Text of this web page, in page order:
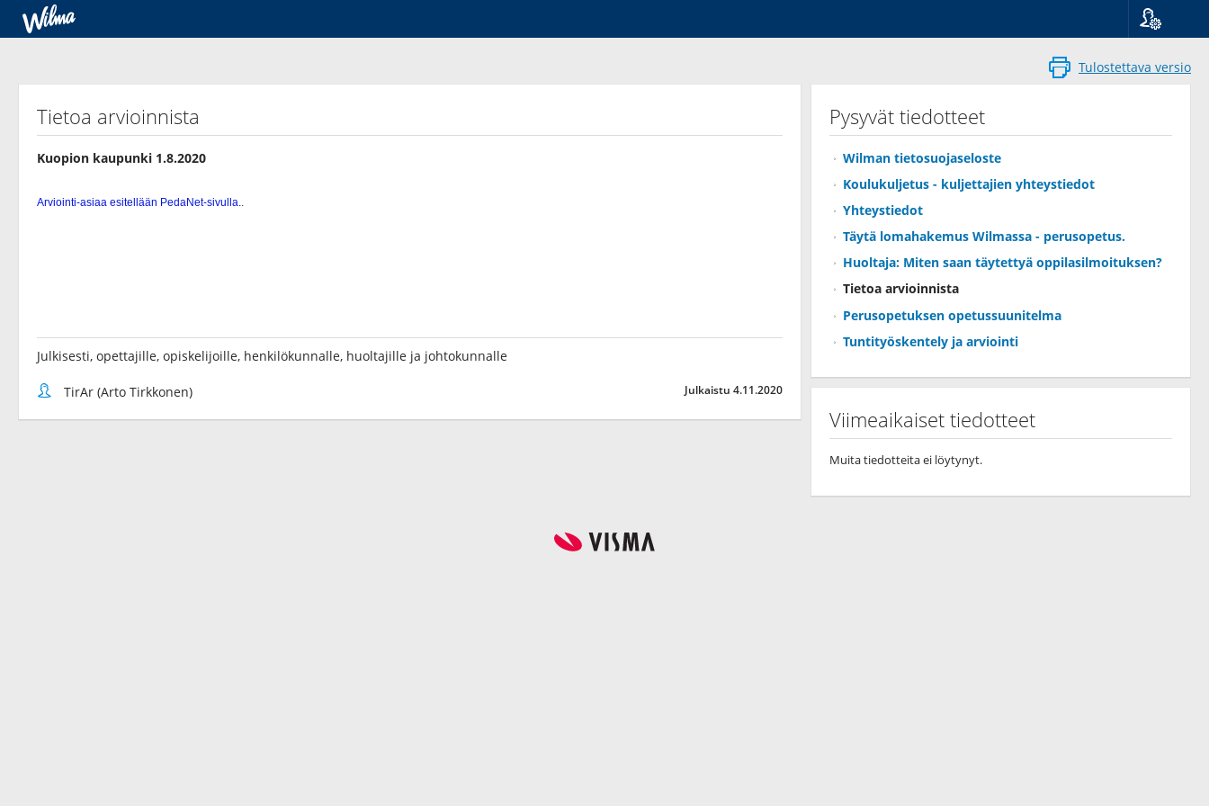
Suomi
Svenska
Tietoa arvioinnista
Kuopion kaupunki 1.8.2020
Julkisesti, opettajille, opiskelijoille, henkilökunnalle, huoltajille ja johtokunnalle
TirAr (Arto Tirkkonen) Julkaistu 4.11.2020
Tulostettava versio
Pysyvät tiedotteet
Wilman tietosuojaseloste
Koulukuljetus - kuljettajien yhteystiedot
Yhteystiedot
Täytä lomahakemus Wilmassa - perusopetus.
Huoltaja: Miten saan täytettyä oppilasilmoituksen?
Tietoa arvioinnista
Perusopetuksen opetussuunitelma
Tuntityöskentely ja arviointi
Viimeaikaiset tiedotteet
Muita tiedotteita ei löytynyt.